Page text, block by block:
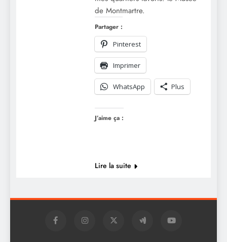
de Montmartre.
Partager :
Pinterest
Imprimer
WhatsApp Plus
J’aime ça :
Lire la suite